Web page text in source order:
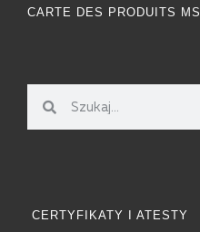
CARTE DES PRODUITS MS
CERTYFIKATY I ATESTY